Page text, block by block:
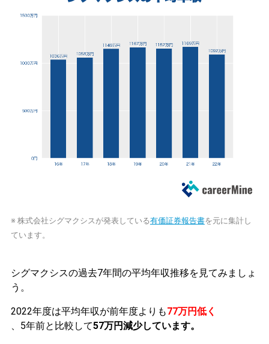
※ 株式会社シグマクシスが発表している有価証券報告書を元に集計し
ています。
シグマクシスの過去7年間の平均年収推移を見てみましょ
う。
2022年度は平均年収が前年度よりも77万円低く
、5年前と比較して57万円減少しています。